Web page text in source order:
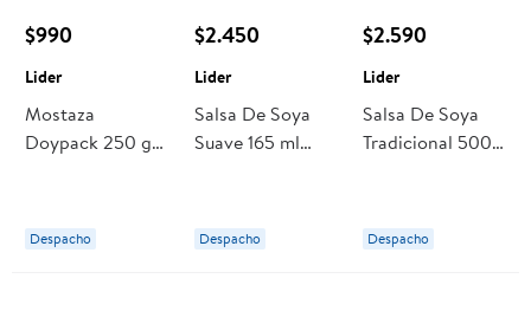
$990
Lider
Mostaza
Doypack 250 g
Despacho
$2.450
Lider
Salsa De Soya
Suave 165 ml
Despacho
$2.590
Lider
Salsa De Soya
Tradicional 500
Despacho